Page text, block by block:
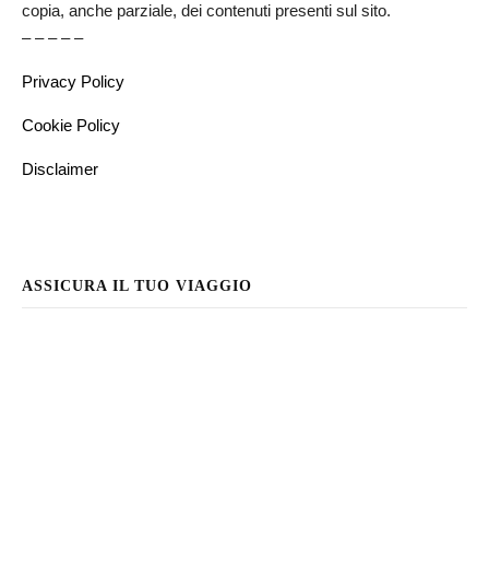
copia, anche parziale, dei contenuti presenti sul sito.
– – – – –
Privacy Policy
Cookie Policy
Disclaimer
ASSICURA IL TUO VIAGGIO